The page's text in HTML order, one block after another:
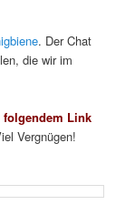
. Der Chat
die wir im
folgendem Link
Vergnügen!